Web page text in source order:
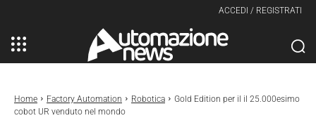
ACCEDI / REGISTRATI
Home Factory Automation Robotica
Gold Edition per il il 25.000esimo
cobot UR venduto nel mondo